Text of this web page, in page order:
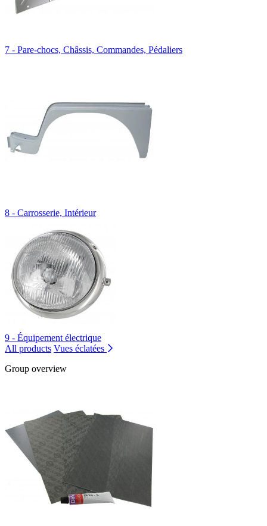
7 - Pare-chocs, Châssis, Commandes, Pédaliers
8 - Carrosserie, Intérieur
9 - Équipement électrique
All products Vues éclatées
Group overview